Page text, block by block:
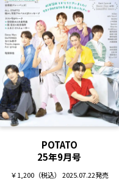
POTATO
25年9月号
￥1,200（税込） 2025.07.22発売